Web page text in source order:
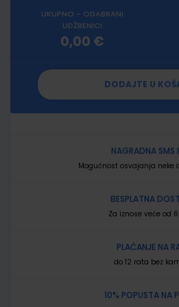
UKUPNO - ODABRANI
UDŽBENICI
0,00 €
DODAJTE U
NAGRADNA SMS
Mogućnost osvajanja neke
BESPLATNA
Za iznose veće od
PLAĆANJE NA
do 12 rata bez
10% POPUSTA NA